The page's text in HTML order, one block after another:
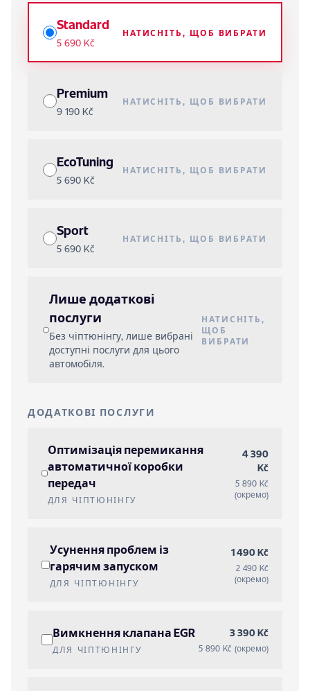
Standard
5 690 Kč
НАТИСНІТЬ, ЩОБ ВИБРАТИ
Premium
9 190 Kč
НАТИСНІТЬ, ЩОБ ВИБРАТИ
EcoTuning
5 690 Kč
НАТИСНІТЬ, ЩОБ ВИБРАТИ
Sport
5 690 Kč
НАТИСНІТЬ, ЩОБ ВИБРАТИ
Лише додаткові
послуги
Без чіптюнінгу, лише вибрані
доступні послуги для цього
автомобіля.
НАТИСНІТЬ,
ЩОБ
ВИБРАТИ
ДОДАТКОВІ ПОСЛУГИ
Оптимізація перемикання
автоматичної коробки
передач
ДЛЯ ЧІПТЮНІНГУ
4 390
Kč
5 890 Kč
(окремо)
Усунення проблем із
гарячим запуском
ДЛЯ ЧІПТЮНІНГУ
1 490 Kč
2 490 Kč
(окремо)
Вимкнення клапана EGR
ДЛЯ ЧІПТЮНІНГУ
3 390 Kč
5 890 Kč (окремо)